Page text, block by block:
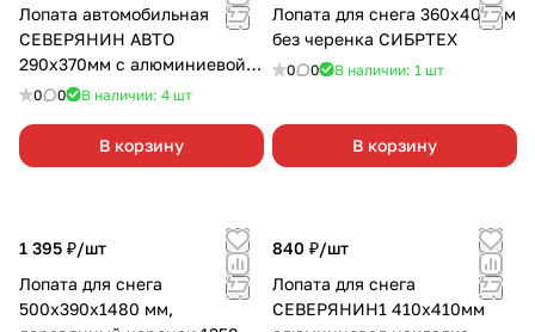
Лопата автомобильная
СЕВЕРЯНИН АВТО
290х370мм с алюминиевой
накладкой
0 0 В наличии: 4 шт
В корзину
Лопата для снега 360х400мм
без черенка СИБРТЕХ
0 0 В наличии: 1 шт
В корзину
1 395 ₽/шт
Лопата для снега
500х390х1480 мм,
840 ₽/шт
Лопата для снега
СЕВЕРЯНИН1 410х410мм